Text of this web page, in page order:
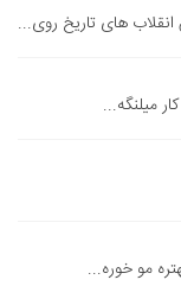
انقلاب های تاریخ روی...
میلنگه...
مو خوره...